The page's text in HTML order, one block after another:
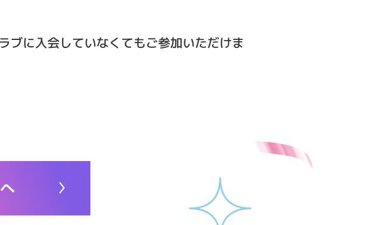
に入会していなくてもご参加いただけま